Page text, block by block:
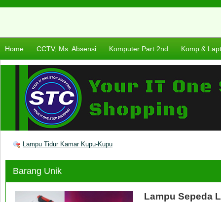
Home CCTV, Ms. Absensi Komputer Part 2nd Komp &
Lampu Tidur Kamar Kupu-Kupu
Barang Unik
Lampu Sepeda